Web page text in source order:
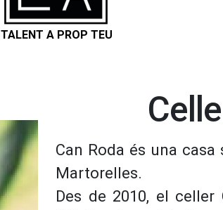
TALENT A PROP TEU
Can Roda és una
Martorelles.
Des de 2010, el celler